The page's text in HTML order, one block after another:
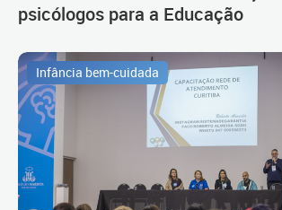
psicólogos para a Educação
Infância bem-cuidada